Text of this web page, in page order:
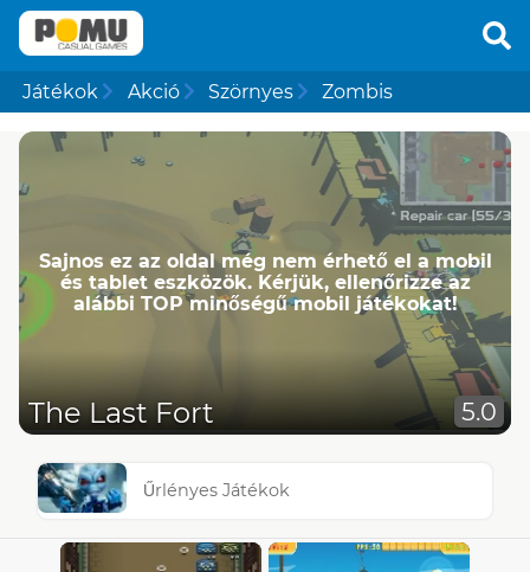
Játékok Akció Szörnyes Zombis
Sajnos ez az oldal még nem érhető el a mobil
és tablet eszközök. Kérjük, ellenőrizze az
alábbi TOP minőségű mobil játékokat!
The Last Fort 5.0
Űrlényes Játékok